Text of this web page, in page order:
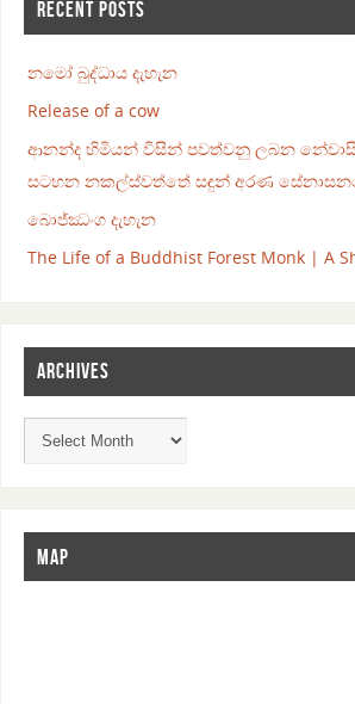
RECENT POSTS
නමෝ බුද්ධාය දැහැන
Release of a cow
ආනන්ද හිමියන් විසින් පවත්වනු ලබන
සටහන නකල්ස්වත්තේ සඳුන් අරණ
බොජ්ඣංග දැහැන
The Life of a Buddhist Forest Monk | A
ARCHIVES
MAP